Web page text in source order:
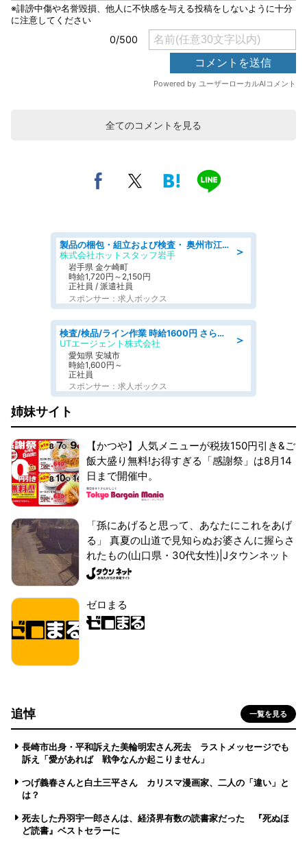
全てのコメントを見る
＞
製品の梱包・組立および検査・ 奥州市江刺/大手企業で長期安定 梱包・検査・組立/半年経過毎に5万円の報奨金有
株式会社ホットスタッフ岩手
岩手県 金ケ崎町
時給1,720円～2,150円
正社員 / 派遣社員
スポンサー：求人ボックス
＞
検査/検品/ライン作業 時給1600円 さら半年ごとに時給50円UP 検品·検査
UTエージェント株式会社
愛知県 安城市
時給1,600円～
正社員
スポンサー：求人ボックス
姉妹サイト
【かつや】人気メニューが税抜150円引き&ご
飯大盛り無料!お得すぎる「感謝祭」は8月14
日まで開催中。
「孫にあげると思って、あなたにこれをあげ
る」 真夏の山道で見知らぬお婆さんに握らさ
れたもの(山口県・30代女性)|Jタウンネット
ゼロまる
追悼 一覧を見る
長崎市出身・平和訴えた美輪明宏さん死去 ラストメッセージでも
訴え「愛があれば 戦争なんか起こりません」
つげ義春さんと白土三平さん カリスマ漫画家、二人の「違い」と
は？
死去した丹羽宇一郎さんは、経済界有数の読書家だった 『死ぬほ
ど読書』ベストセラーに